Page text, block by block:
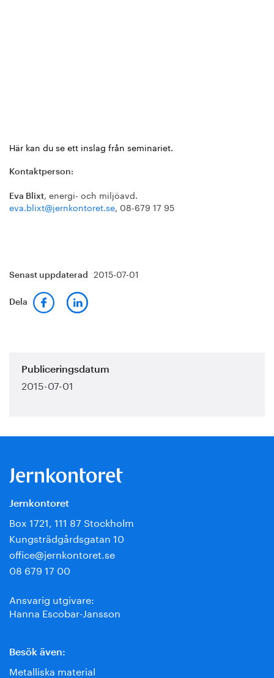
Här kan du se ett inslag från seminariet.
Kontaktperson:
Eva Blixt, energi- och miljöavd.
eva.blixt@jernkontoret.se, 08-679 17 95
Senast uppdaterad 2015-07-01
Dela
Publiceringsdatum
2015-07-01
Jernkontoret
Box 1721, 111 87 Stockholm
Kungsträdgårdsgatan 10
office@jernkontoret.se
08 679 17 00
Ansvarig utgivare:
Hanna Escobar-Jansson
Besök även:
Metalliska material